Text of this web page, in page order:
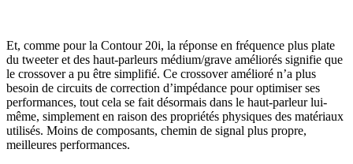
Et, comme pour la Contour 20i, la réponse en fréquence plus plate
du tweeter et des haut-parleurs médium/grave améliorés signifie que
le crossover a pu être simplifié. Ce crossover amélioré n’a plus
besoin de circuits de correction d’impédance pour optimiser ses
performances, tout cela se fait désormais dans le haut-parleur lui-
même, simplement en raison des propriétés physiques des matériaux
utilisés. Moins de composants, chemin de signal plus propre,
meilleures performances.